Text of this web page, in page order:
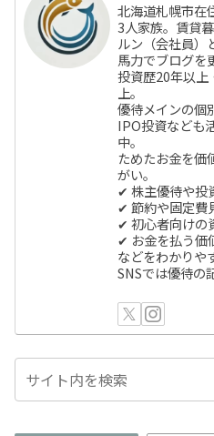
北海道札幌市在
3人家族。賃貸暮
ルン（会社員）
馬力でブログを
投資歴20年以上
上。
優待メインの個
IPO投資なども
中。
ためたお金を価
がい。
✔ 株主優待や投
✔ 節約や固定費
✔ 初心者向けの
✔ お金を払う価
などをわかりや
SNSでは優待の